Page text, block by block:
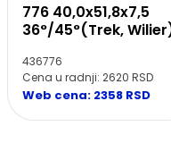
776 40,0x51,8x7,5
36°/45°(Trek,
436776
Cena u radnji: 2620 RSD
Web cena: 2358 RSD